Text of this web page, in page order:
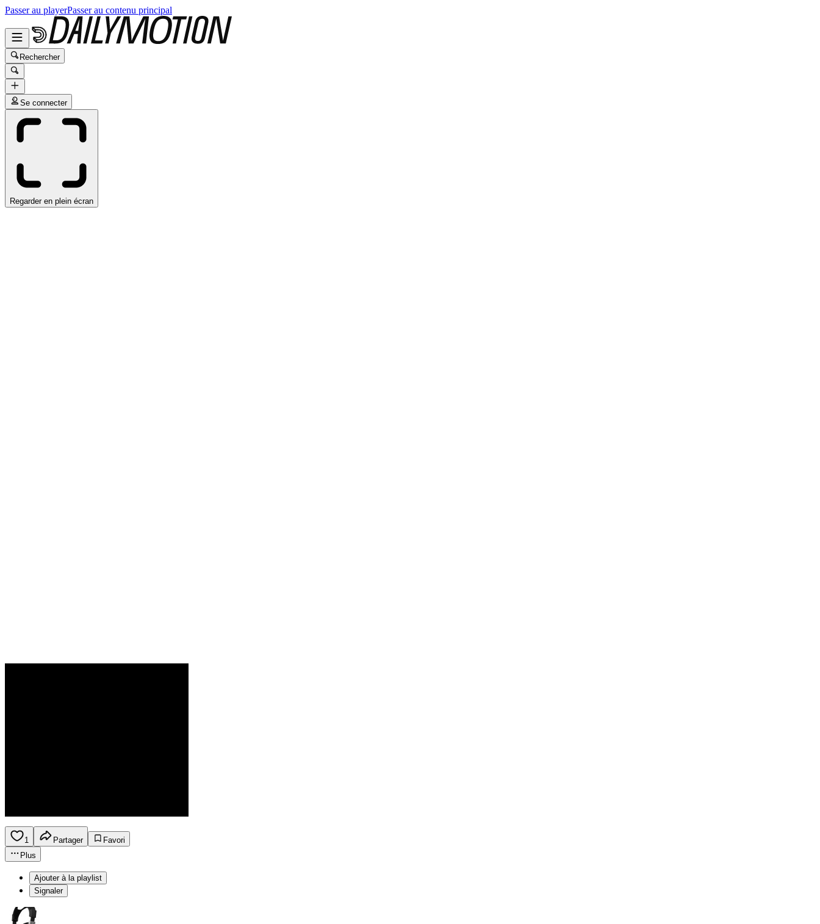
Passer au playerPasser au contenu principal
Rechercher
Se connecter
Regarder en plein écran
1 Partager
Favori
Plus
Ajouter à la playlist
Signaler